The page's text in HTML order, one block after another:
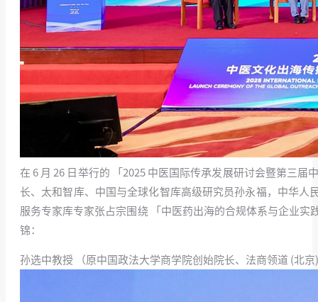
在 6 月 26 日举行的 「2025 中医国际传承发展研讨会暨第三
长、太和智库、中国与全球化智库高级研究员孙永福，中华
服务专家库专家张占宗围绕 「中医药出海的合规体系与企业
锦：
孙选中教授 （原中国政法大学商学院创始院长、法商领道 (北